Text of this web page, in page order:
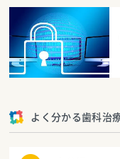
よく分かる歯科治